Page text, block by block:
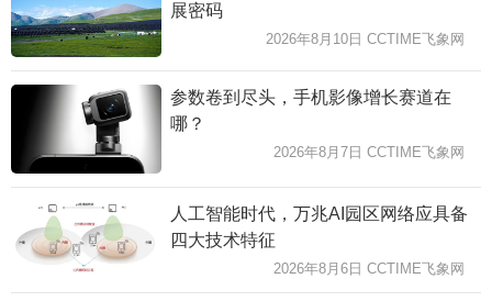
展密码
2026年8月10日 CCTIME飞象网
参数卷到尽头，手机影像增长赛道在
哪？
2026年8月7日 CCTIME飞象网
人工智能时代，万兆AI园区网络应具备
四大技术特征
2026年8月6日 CCTIME飞象网